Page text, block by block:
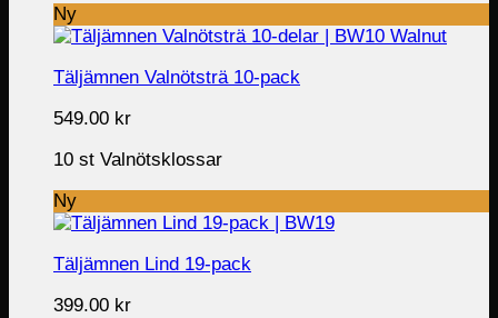
Ny
Täljämnen Valnötsträ 10-pack
549.00 kr
10 st Valnötsklossar
Ny
Täljämnen Lind 19-pack
399.00 kr